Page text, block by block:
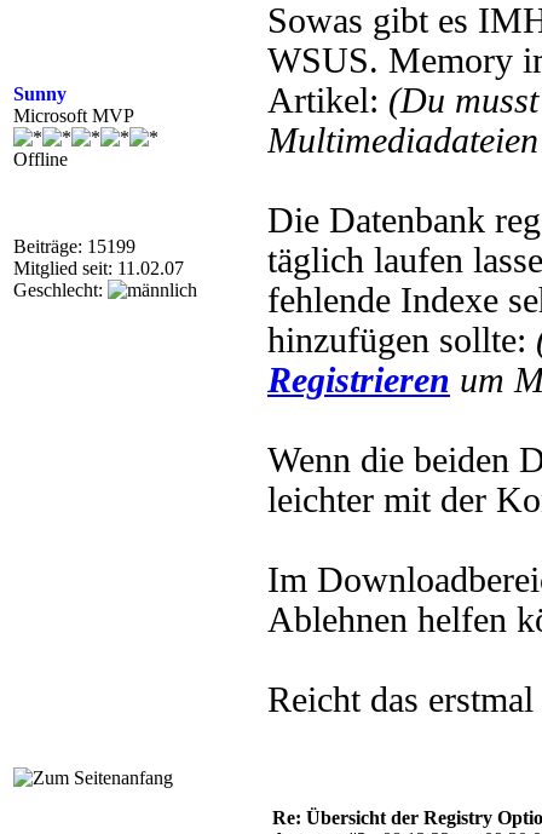
Sunny
Microsoft MVP
Offline
Beiträge: 15199
Mitglied seit: 11.02.07
Geschlecht:
Sowas gibt es
WSUS. Memory
Artikel: (Du
Die Datenbank
täglich laufen
fehlende Indexe
hinzufügen sollte:
Registrieren um
Wenn die beiden
leichter mit der
Im
Ablehnen helfen
Reicht das
Re: Übersicht der Registry